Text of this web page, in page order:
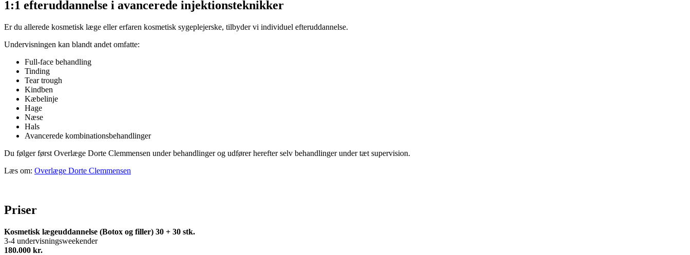
1:1 efteruddannelse i avancerede injektionsteknikker
Er du allerede kosmetisk læge eller erfaren kosmetisk sygeplejerske, tilbyder vi individuel efteruddannelse.
Undervisningen kan blandt andet omfatte:
Full-face behandling
Tinding
Tear trough
Kindben
Kæbelinje
Hage
Næse
Hals
Avancerede kombinationsbehandlinger
Du følger først Overlæge Dorte Clemmensen under behandlinger og udfører herefter selv behandlinger under tæt supervision.
Læs om: Overlæge Dorte Clemmensen
Priser
Kosmetisk lægeuddannelse (Botox og filler) 30 + 30 stk.
3-4 undervisningsweekender
180.000 kr.